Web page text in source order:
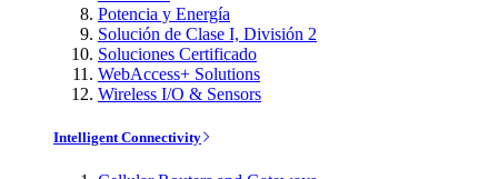
Potencia y Energía
Solución de Clase I, División 2
Soluciones Certificado
WebAccess+ Solutions
Wireless I/O & Sensors
Intelligent Connectivity